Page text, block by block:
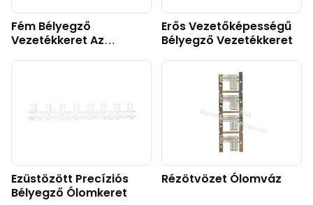
Fém Bélyegző
Vezetékkeret Az
Erős Vezetőképességű
Bélyegző Vezetékkeret
Ezüstözött Precíziós
Bélyegző Ólomkeret
Rézötvözet Ólomváz